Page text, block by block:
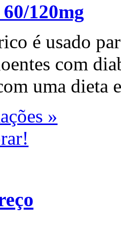
120mg
é usado
com
uma dieta
»